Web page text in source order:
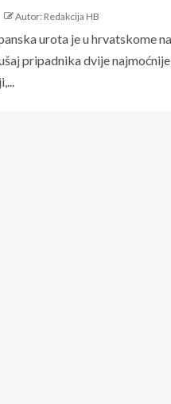
Autor: Redakcija HB
urota je u hrvatskome
pripadnika dvije